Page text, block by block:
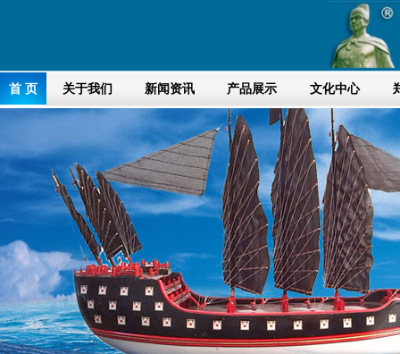
首 页 关于我们 新闻资讯 产品展示 文化中心